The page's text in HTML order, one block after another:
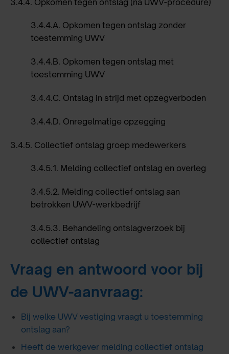
3.4.4.A. Opkomen tegen ontslag zonder
toestemming UWV
3.4.4.B. Opkomen tegen ontslag met
toestemming UWV
3.4.4.C. Ontslag in strijd met opzegverboden
3.4.4.D. Onregelmatige opzegging
3.4.5. Collectief ontslag groep medewerkers
3.4.5.1. Melding collectief ontslag en overleg
3.4.5.2. Melding collectief ontslag aan
betrokken UWV-werkbedrijf
3.4.5.3. Behandeling ontslagverzoek bij
collectief ontslag
Vraag en antwoord voor bij
de UWV-aanvraag:
Bij welke UWV vestiging vraagt u toestemming
ontslag aan?
Heeft de werkgever melding collectief ontslag